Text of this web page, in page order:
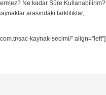
Ne kadar Süre Kullanabilirim?
arasındaki farklılıklar,
sac-kaynak-secimi/" align="left"]